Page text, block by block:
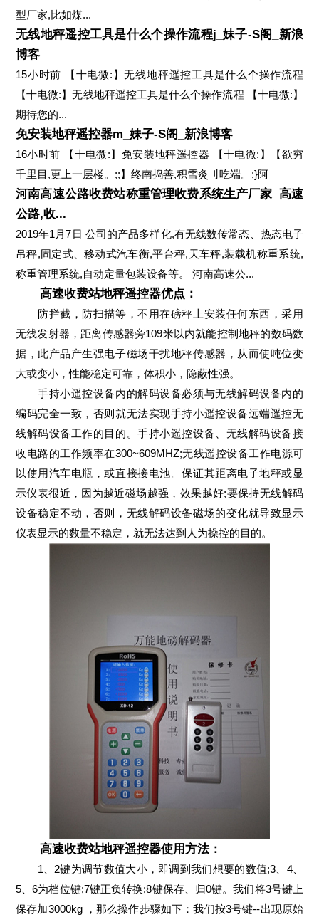
型厂家,比如煤...
无线地秤遥控工具是什么个操作流程j_妹子-S阁_新浪
博客
15小时前 【十电微:】无线地秤遥控工具是什么个操作流程
【十电微:】无线地秤遥控工具是什么个操作流程 【十电微:】
期待您的...
免安装地秤遥控器m_妹子-S阁_新浪博客
16小时前 【十电微:】免安装地秤遥控器 【十电微:】【欲穷
千里目,更上一层楼。;;】终南捣善,积雪灸刂吃端。;}阿
河南高速公路收费站称重管理收费系统生产厂家_高速
公路,收...
2019年1月7日 公司的产品多样化,有无线数传常态、热态电子
吊秤,固定式、移动式汽车衡,平台秤,天车秤,装载机称重系统,
称重管理系统,自动定量包装设备等。 河南高速公...
高速收费站地秤遥控器优点：
防拦截，防扫描等，不用在磅秤上安装任何东西，采用
无线发射器，距离传感器旁109米以内就能控制地秤的数码数
据，此产品产生强电子磁场干扰地秤传感器，从而使吨位变
大或变小，性能稳定可靠，体积小，隐蔽性强。
手持小遥控设备内的解码设备必须与无线解码设备内的
编码完全一致，否则就无法实现手持小遥控设备远端遥控无
线解码设备工作的目的。手持小遥控设备、无线解码设备接
收电路的工作频率在300~609MHZ;无线遥控设备工作电源可
以使用汽车电瓶，或直接接电池。保证其距离电子地秤或显
示仪表很近，因为越近磁场越强，效果越好;要保持无线解码
设备稳定不动，否则，无线解码设备磁场的变化就导致显示
仪表显示的数量不稳定，就无法达到人为操控的目的。
高速收费站地秤遥控器使用方法：
1、2键为调节数值大小，即调到我们想要的数值;3、4、
5、6为档位键;7键正负转换;8键保存、归0键。我们将3号键上
保存加3000kg ，那么操作步骤如下：我们按3号键--出现原始